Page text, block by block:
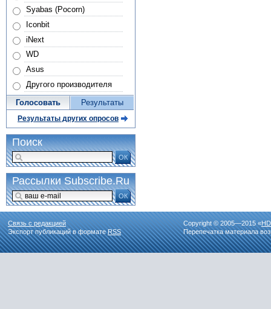
Syabas (Pocorn)
Iconbit
iNext
WD
Asus
Другого производителя
Голосовать Результаты
Результаты других опросов
Поиск
ОК
Рассылки Subscribe.Ru
ОК
Связь с редакцией
Экспорт публикаций в форматеRSS
Copyright © 2005—2015 «
Перепечатка материала